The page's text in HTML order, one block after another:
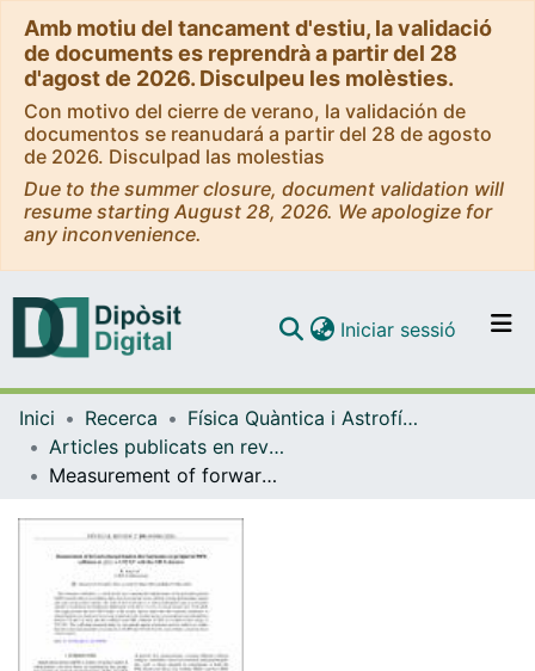
Amb motiu del tancament d'estiu, la validació
de documents es reprendrà a partir del 28
d'agost de 2026. Disculpeu les molèsties.
Con motivo del cierre de verano, la validación de
documentos se reanudará a partir del 28 de agosto
de 2026. Disculpad las molestias
Due to the summer closure, document validation will
resume starting August 28, 2026. We apologize for
any inconvenience.
Navega per tot el DD
Iniciar sessió (current)
Inici Recerca
Física Quàntica i Astrofísica
Articles publicats en revistes (Física Quàntica i Astrofísica)
Measurement of forward charged hadron flow harmonics in peripheral PbPb collisions at √sNN = 5.02 TeV with the LHCb detector